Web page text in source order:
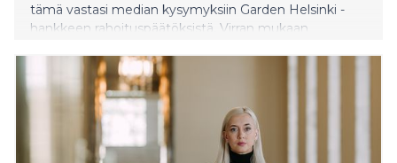
tämä vastasi median kysymyksiin Garden Helsinki -
hankkeen rahoituspäätöksistä. Virran mukaan
vastasi niihin.